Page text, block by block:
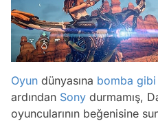
Oyun dünyasına bomba gibi
ardından Sony durmamış,
oyuncularının beğenisine